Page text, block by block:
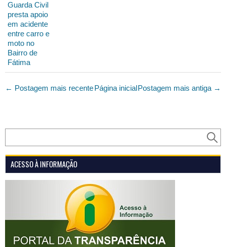
Guarda Civil
presta apoio
em acidente
entre carro e
moto no
Bairro de
Fátima
← Postagem mais recente Postagem mais antiga →
Página inicial
ACESSO À INFORMAÇÃO